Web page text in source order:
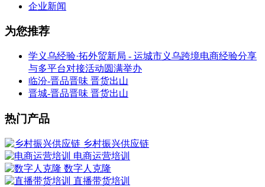
企业新闻
为您推荐
学义乌经验·拓外贸新局 - 运城市义乌跨境电商经验分享
与多平台对接活动圆满举办
临汾-晋品晋味 晋货出山
晋城-晋品晋味 晋货出山
热门产品
乡村振兴供应链
电商运营培训
数字人克隆
直播带货培训